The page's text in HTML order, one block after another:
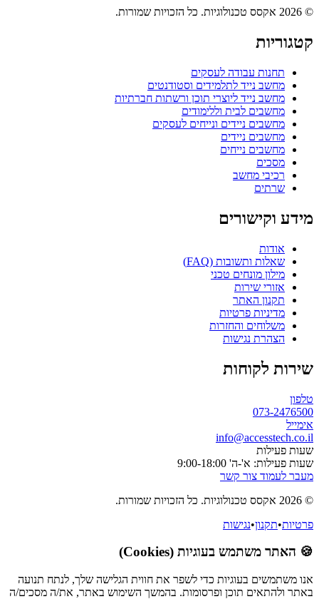
© 2026 אקסס טכנולוגיות. כל הזכויות שמורות.
קטגוריות
תחנות עבודה לעסקים
מחשב נייד לתלמידים וסטודנטים
מחשב נייד ליוצרי תוכן ורשתות חברתיות
מחשבים לבית וללימודים
מחשבים ניידים ונייחים לעסקים
מחשבים ניידים
מחשבים נייחים
מסכים
רכיבי מחשב
שרתים
מידע וקישורים
אודות
שאלות ותשובות (FAQ)
מילון מונחים טכני
אזורי שירות
תקנון האתר
מדיניות פרטיות
משלוחים והחזרות
הצהרת נגישות
שירות לקוחות
טלפון
073-2476500
אימייל
info@accesstech.co.il
שעות פעילות
שעות פעילות: א'-ה' 9:00-18:00
מעבר לעמוד צור קשר
© 2026 אקסס טכנולוגיות. כל הזכויות שמורות.
פרטיות•תקנון•נגישות
🍪 האתר משתמש בעוגיות (Cookies)
אנו משתמשים בעוגיות כדי לשפר את חווית הגלישה שלך, לנתח תנועה
באתר ולהתאים תוכן ופרסומות. בהמשך השימוש באתר, את/ה מסכים/ה